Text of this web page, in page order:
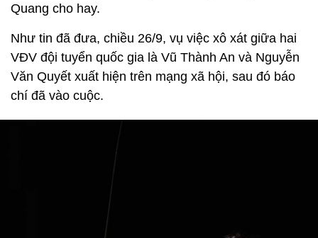
Quang cho hay.
Như tin đã đưa, chiều 26/9, vụ việc xô xát giữa hai
VĐV đội tuyển quốc gia là Vũ Thành An và Nguyễn
Văn Quyết xuất hiện trên mạng xã hội, sau đó báo
chí đã vào cuộc.